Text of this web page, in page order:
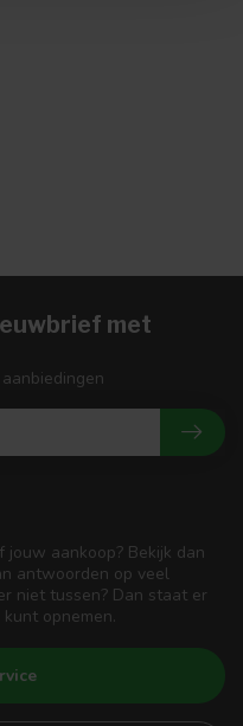
aankoop? Bekijk dan
antwoorden op veel
niet tussen? Dan staat er
opnemen.
met